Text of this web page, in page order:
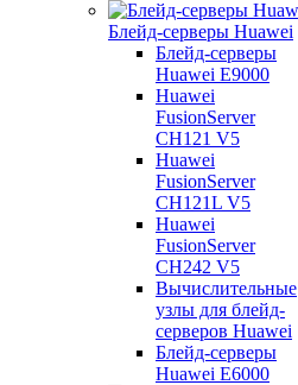
Блейд-серверы Huawei
Блейд-серверы
Huawei E9000
Huawei
FusionServer
CH121 V5
Huawei
FusionServer
CH121L V5
Huawei
FusionServer
CH242 V5
Вычислительные
узлы для блейд-
серверов Huawei
Блейд-серверы
Huawei E6000